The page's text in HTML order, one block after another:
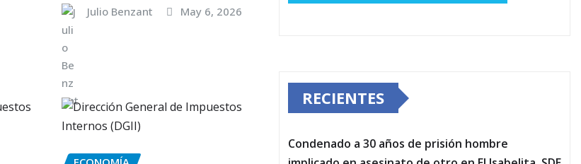
Julio Benzant May 6, 2026
RECIENTES
Condenado a 30 años de prisión hombre